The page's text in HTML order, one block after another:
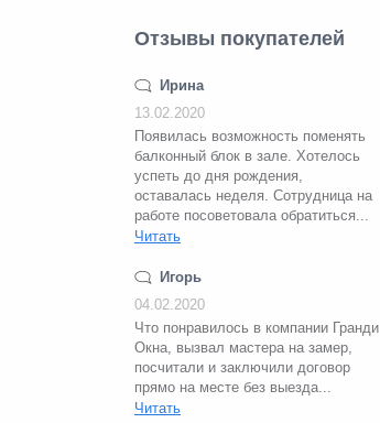
Отзывы покупателей
Ирина
13.02.2020
Появилась возможность поменять
балконный блок в зале. Хотелось
успеть до дня рождения,
оставалась неделя. Сотрудница на
работе посоветовала обратиться...
Читать
Игорь
04.02.2020
Что понравилось в компании Гранди
Окна, вызвал мастера на замер,
посчитали и заключили договор
прямо на месте без выезда...
Читать